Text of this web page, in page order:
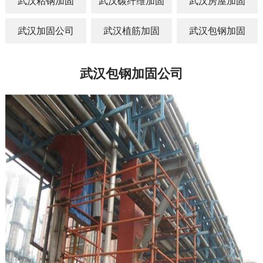
武汉加固公司 武汉植筋加固 武汉包钢加固
武汉包钢加固公司